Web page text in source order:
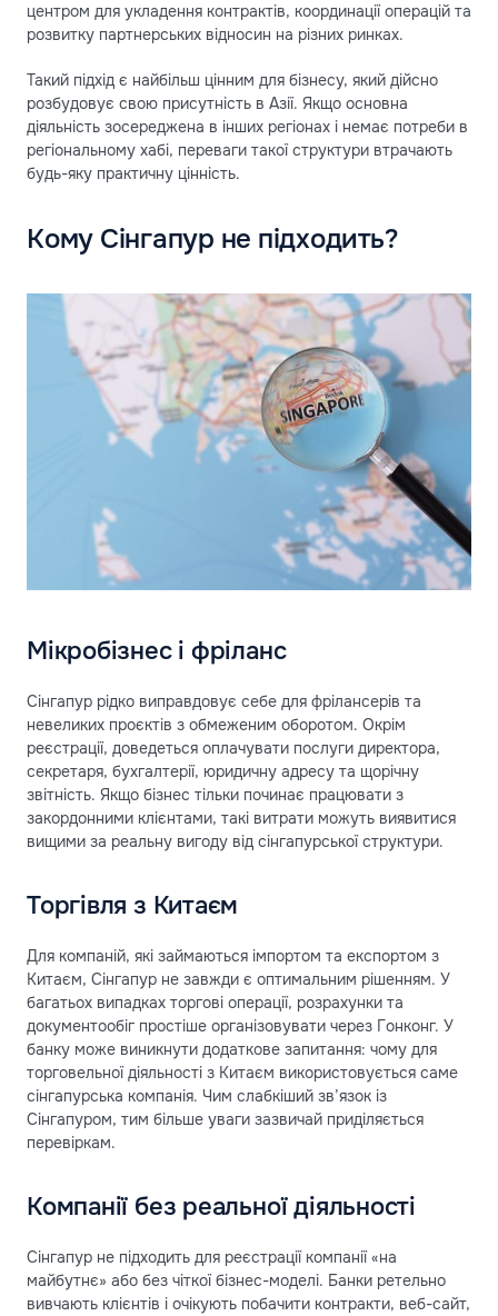
центром для укладення контрактів, координації операцій та
розвитку партнерських відносин на різних ринках.
Такий підхід є найбільш цінним для бізнесу, який дійсно
розбудовує свою присутність в Азії. Якщо основна
діяльність зосереджена в інших регіонах і немає потреби в
регіональному хабі, переваги такої структури втрачають
будь-яку практичну цінність.
Кому Сінгапур не підходить?
Мікробізнес і фріланс
Сінгапур рідко виправдовує себе для фрілансерів та
невеликих проєктів з обмеженим оборотом. Окрім
реєстрації, доведеться оплачувати послуги директора,
секретаря, бухгалтерії, юридичну адресу та щорічну
звітність. Якщо бізнес тільки починає працювати з
закордонними клієнтами, такі витрати можуть виявитися
вищими за реальну вигоду від сінгапурської структури.
Торгівля з Китаєм
Для компаній, які займаються імпортом та експортом з
Китаєм, Сінгапур не завжди є оптимальним рішенням. У
багатьох випадках торгові операції, розрахунки та
документообіг простіше організовувати через Гонконг. У
банку може виникнути додаткове запитання: чому для
торговельної діяльності з Китаєм використовується саме
сінгапурська компанія. Чим слабкіший зв’язок із
Сінгапуром, тим більше уваги зазвичай приділяється
перевіркам.
Компанії без реальної діяльності
Сінгапур не підходить для реєстрації компанії «на
майбутнє» або без чіткої бізнес-моделі. Банки ретельно
вивчають клієнтів і очікують побачити контракти, веб-сайт,